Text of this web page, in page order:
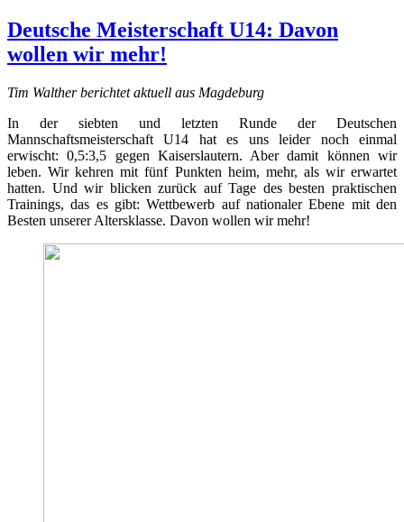
Deutsche Meisterschaft U14: Davon
wollen wir mehr!
Tim Walther berichtet aktuell aus Magdeburg
In der siebten und letzten Runde der Deutschen
Mannschaftsmeisterschaft U14 hat es uns leider noch einmal
erwischt: 0,5:3,5 gegen Kaiserslautern. Aber damit können wir
leben. Wir kehren mit fünf Punkten heim, mehr, als wir erwartet
hatten. Und wir blicken zurück auf Tage des besten praktischen
Trainings, das es gibt: Wettbewerb auf nationaler Ebene mit den
Besten unserer Altersklasse. Davon wollen wir mehr!